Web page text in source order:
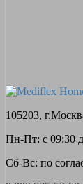
105203,
Пн-Пт: с 09:30
Сб-Вс: по